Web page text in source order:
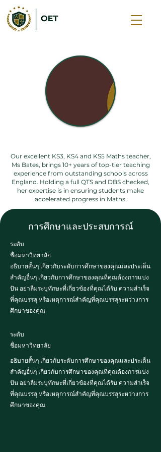
Our excellent KS3, KS4 and KS5 Maths teacher,
Ms Bates, brings 10+ years of top-tier teaching
experience from outstanding schools across
England. Holding a full QTS and DBS checked,
her expertise is in ensuring students make
accelerated progress in Maths.
การศึกษาและประสบการณ์
ระดับ
ชื่อมหาวิทยาลัย
อธิบายสั้นๆ เกี่ยวกับระดับการศึกษาของคุณและประเด็น
สำคัญอื่นๆ เกี่ยวกับการศึกษาของคุณที่คุณต้องการแบ่ง
ปัน อย่าลืมระบุทักษะที่เกี่ยวข้องที่คุณได้รับ ความสำเร็จ
ที่คุณบรรลุ หรือเหตุการณ์สำคัญที่คุณบรรลุระหว่างการ
ศึกษาของคุณ
ระดับ
ชื่อมหาวิทยาลัย
อธิบายสั้นๆ เกี่ยวกับระดับการศึกษาของคุณและประเด็น
สำคัญอื่นๆ เกี่ยวกับการศึกษาของคุณที่คุณต้องการแบ่ง
ปัน อย่าลืมระบุทักษะที่เกี่ยวข้องที่คุณได้รับ ความสำเร็จ
ที่คุณบรรลุ หรือเหตุการณ์สำคัญที่คุณบรรลุระหว่างการ
ศึกษาของคุณ